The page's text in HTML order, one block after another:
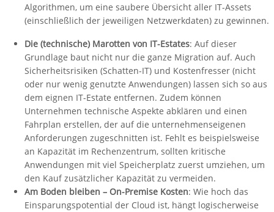
Algorithmen, um eine saubere Übersicht aller IT-Assets
(einschließlich der jeweiligen Netzwerkdaten) zu gewinnen.
Die (technische) Marotten von IT-Estates: Auf dieser
Grundlage baut nicht nur die ganze Migration auf. Auch
Sicherheitsrisiken (Schatten-IT) und Kostenfresser (nicht
oder nur wenig genutzte Anwendungen) lassen sich so aus
dem eignen IT-Estate entfernen. Zudem können
Unternehmen technische Aspekte abklären und einen
Fahrplan erstellen, der auf die unternehmenseigenen
Anforderungen zugeschnitten ist. Fehlt es beispielsweise
an Kapazität im Rechenzentrum, sollten kritische
Anwendungen mit viel Speicherplatz zuerst umziehen, um
den Kauf zusätzlicher Kapazität zu vermeiden.
Am Boden bleiben – On-Premise Kosten: Wie hoch das
Einsparungspotential der Cloud ist, hängt logischerweise